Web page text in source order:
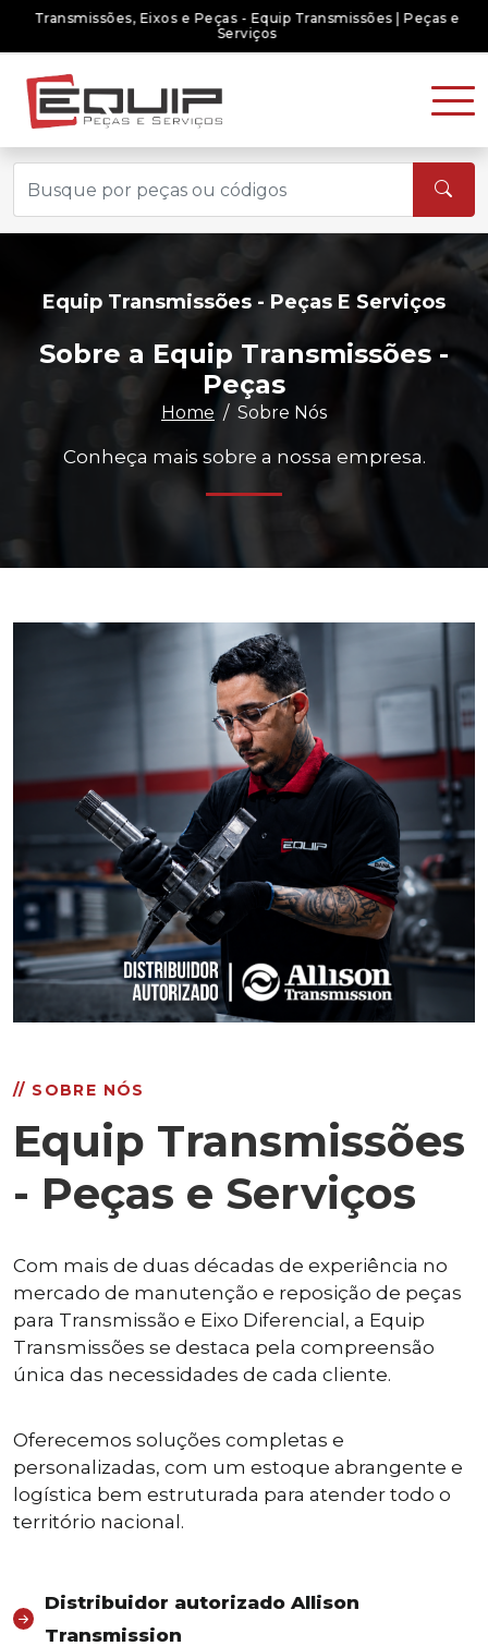
Transmissões, Eixos e Peças - Equip Transmissões | Peças e
Serviços
Equip Transmissões - Peças E Serviços
Sobre a Equip Transmissões -
Peças
Home Sobre Nós
Conheça mais sobre a nossa empresa.
// SOBRE NÓS
Equip Transmissões
- Peças e Serviços
Com mais de duas décadas de experiência no
mercado de manutenção e reposição de peças
para Transmissão e Eixo Diferencial, a Equip
Transmissões se destaca pela compreensão
única das necessidades de cada cliente.
Oferecemos soluções completas e
personalizadas, com um estoque abrangente e
logística bem estruturada para atender todo o
território nacional.
Distribuidor autorizado Allison
Transmission